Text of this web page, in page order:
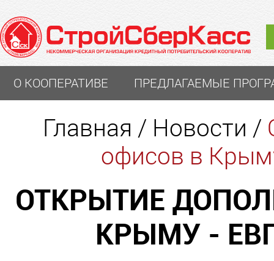
О КООПЕРАТИВЕ ПРЕДЛАГАЕМЫЕ
Главная / Новости /
офисов в
ОТКРЫТИЕ
КРЫМУ -